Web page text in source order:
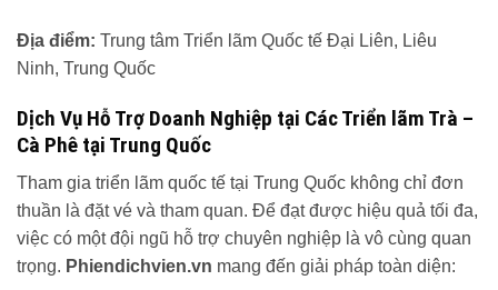
Địa điểm: Trung tâm Triển lãm Quốc tế Đại Liên, Liêu
Ninh, Trung Quốc
Dịch Vụ Hỗ Trợ Doanh Nghiệp tại Các Triển lãm Trà –
Cà Phê tại Trung Quốc
Tham gia triển lãm quốc tế tại Trung Quốc không chỉ đơn
thuần là đặt vé và tham quan. Để đạt được hiệu quả tối đa,
việc có một đội ngũ hỗ trợ chuyên nghiệp là vô cùng quan
trọng. Phiendichvien.vn mang đến giải pháp toàn diện: